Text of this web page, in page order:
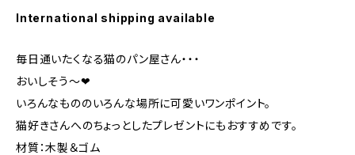
International shipping available
毎日通いたくなる猫のパン屋さん・・・
おいしそう～❤
いろんなもののいろんな場所に可愛いワンポイント。
猫好きさんへのちょっとしたプレゼントにもおすすめです。
材質：木製＆ゴム